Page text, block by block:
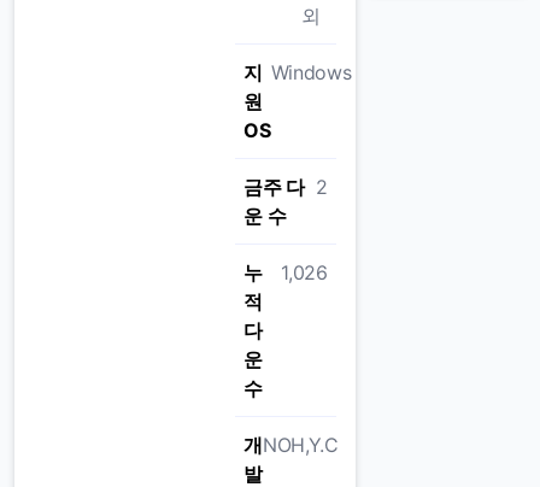
외
지
원
OS
Windows
금주 다
운 수
2
누
적
다
운
수
1,026
개
발
NOH,Y.C